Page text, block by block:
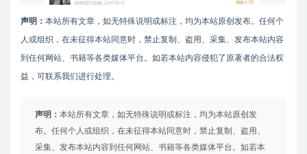
声明： 本站所有文章，如无特殊说明或标注，均为本站原创发布。任何个
人或组织，在未征得本站同意时，禁止复制、盗用、采集、发布本站内容
到任何网站、书籍等各类媒体平台。如若本站内容侵犯了原著者的合法权
益，可联系我们进行处理。
声明： 本站所有文章，如无特殊说明或标注，均为本站原创发
布。任何个人或组织，在未征得本站同意时，禁止复制、盗用、
采集、发布本站内容到任何网站、书籍等各类媒体平台。如若本